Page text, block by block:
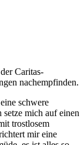
Caritas-
nachempfinden.
schwere
mich auf einen
trostlosem
mir eine